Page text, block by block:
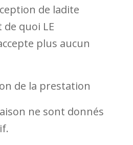
de ladite
quoi LE
plus aucun
de la prestation
ne sont donnés